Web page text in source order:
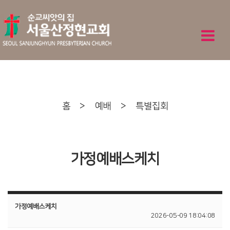
홈 > 예배 > 특별집회
가정예배스케치
가정예배스케치
2026-05-09 18:04:08